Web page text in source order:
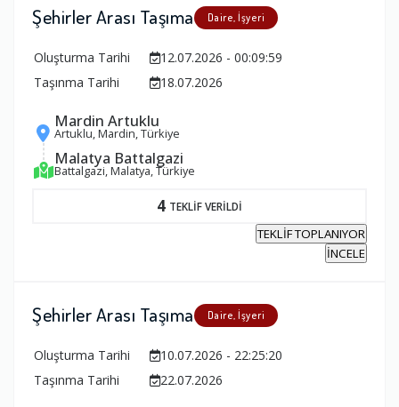
Şehirler Arası Taşıma Daire, İşyeri
Oluşturma Tarihi
12.07.2026 - 00:09:59
Taşınma Tarihi
18.07.2026
Mardin Artuklu
Artuklu, Mardin, Türkiye
Malatya Battalgazi
Battalgazi, Malatya, Türkiye
4 TEKLİF VERİLDİ
TEKLİF TOPLANIYOR
İNCELE
Şehirler Arası Taşıma Daire, İşyeri
Oluşturma Tarihi
10.07.2026 - 22:25:20
Taşınma Tarihi
22.07.2026